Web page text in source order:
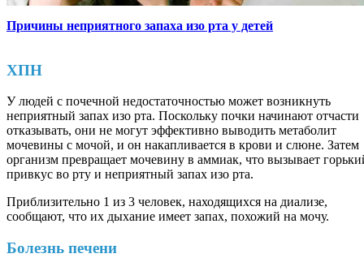
Причины неприятного запаха изо рта у детей
ХПН
У людей с почечной недостаточностью может возникнуть
неприятный запах изо рта. Поскольку почки начинают отчасти
отказывать, они не могут эффективно выводить метаболит
мочевины с мочой, и он накапливается в крови и слюне. Затем
организм превращает мочевину в аммиак, что вызывает
привкус во рту и неприятный запах изо рта.
Приблизительно 1 из 3 человек, находящихся на диализе,
сообщают, что их дыхание имеет запах, похожий на мочу.
Болезнь печени